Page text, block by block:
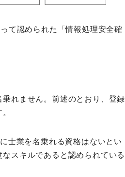
て認められた「情報処理安全確
れません。前述のとおり、登録
士業を名乗れる資格はないとい
スキルであると認められている